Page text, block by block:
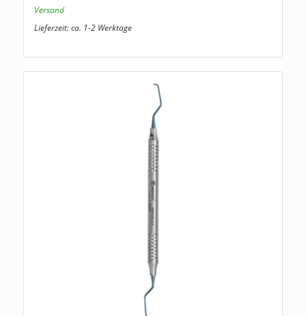
Versand
Lieferzeit: ca. 1-2 Werktage